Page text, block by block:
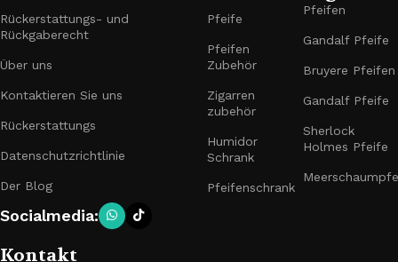
Rückerstattungs- und
Rückgaberecht
Über uns
Kontaktieren Sie uns
Rückerstattungs
Datenschutzrichtlinie
Der Blog
Pfeife
Pfeifen
Zubehör
Zigarren
zubehör
Humidor
Schrank
Pfeifenschrank
Pfeifen
Gandalf Pfeife
Bruyere Pfeifen
Gandalf Pfeife
Sherlock
Holmes Pfeife
Socialmedia:
Kontakt